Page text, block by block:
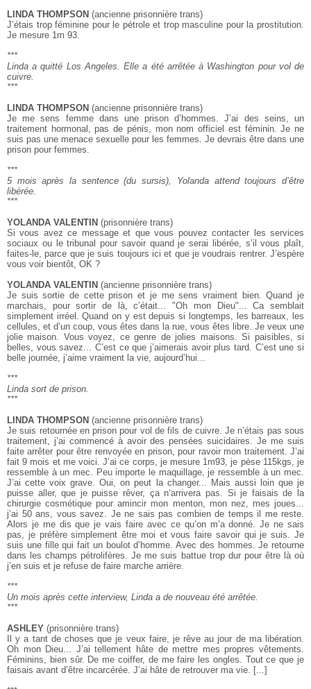
LINDA THOMPSON (ancienne prisonnière trans)
J’étais trop féminine pour le pétrole et trop masculine pour la prostitution.
Je mesure 1m 93.
***
Linda a quitté Los Angeles.Elle a été arrêtée à Washington pour vol de
cuivre.
***
LINDA THOMPSON (ancienne prisonnière trans)
Je me sens femme dans une prison d’hommes. J’ai des seins, un
traitement hormonal, pas de pénis, mon nom officiel est féminin. Je ne
suis pas une menace sexuelle pour les femmes. Je devrais être dans une
prison pour femmes.
***
5 mois après la sentence (du sursis), Yolanda attend toujours d’être
libérée.
***
YOLANDA VALENTIN (prisonnière trans)
Si vous avez ce message et que vous pouvez contacter les services
sociaux ou le tribunal pour savoir quand je serai libérée, s’il vous plaît,
faites-le, parce que je suis toujours ici et que je voudrais rentrer. J’espère
vous voir bientôt, OK ?
YOLANDA VALENTIN (ancienne prisonnière trans)
Je suis sortie de cette prison et je me sens vraiment bien. Quand je
marchais, pour sortir de là, c’était... "Oh mon Dieu"... Ca semblait
simplement irréel. Quand on y est depuis si longtemps, les barreaux, les
cellules, et d’un coup, vous êtes dans la rue, vous êtes libre. Je veux une
jolie maison. Vous voyez, ce genre de jolies maisons. Si paisibles, si
belles, vous savez... C’est ce que j’aimerais avoir plus tard. C’est une si
belle journée, j’aime vraiment la vie, aujourd’hui...
***
Linda sort de prison.
***
LINDA THOMPSON (ancienne prisonnière trans)
Je suis retournée en prison pour vol de fils de cuivre. Je n’étais pas sous
traitement, j’ai commencé à avoir des pensées suicidaires. Je me suis
faite arrêter pour être renvoyée en prison, pour ravoir mon traitement. J’ai
fait 9 mois et me voici. J’ai ce corps, je mesure 1m93, je pèse 115kgs, je
ressemble à un mec. Peu importe le maquillage, je ressemble à un mec.
J’ai cette voix grave. Oui, on peut la changer... Mais aussi loin que je
puisse aller, que je puisse rêver, ça n’arrivera pas. Si je faisais de la
chirurgie cosmétique pour amincir mon menton, mon nez, mes joues...
j’ai 50 ans, vous savez. Je ne sais pas combien de temps il me reste.
Alors je me dis que je vais faire avec ce qu’on m’a donné. Je ne sais
pas, je préfère simplement être moi et vous faire savoir qui je suis. Je
suis une fille qui fait un boulot d’homme. Avec des hommes. Je retourne
dans les champs pétrolifères. Je me suis battue trop dur pour être là où
j’en suis et je refuse de faire marche arrière.
***
Un mois après cette interview, Linda a de nouveau été arrêtée.
***
ASHLEY (prisonnière trans)
Il y a tant de choses que je veux faire, je rêve au jour de ma libération.
Oh mon Dieu... J’ai tellement hâte de mettre mes propres vêtements.
Féminins, bien sûr. De me coiffer, de me faire les ongles. Tout ce que je
faisais avant d’être incarcérée. J’ai hâte de retrouver ma vie. [...]